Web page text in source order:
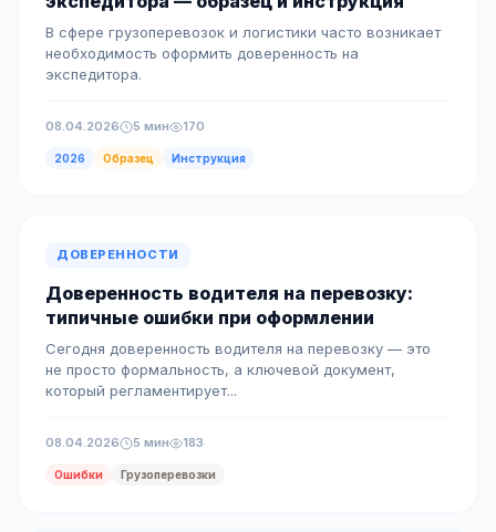
В сфере грузоперевозок и логистики часто возникает
необходимость оформить доверенность на
экспедитора.
08.04.2026 5 мин 170
2026 Образец Инструкция
ДОВЕРЕННОСТИ
Доверенность водителя на перевозку:
типичные ошибки при оформлении
Сегодня доверенность водителя на перевозку — это
не просто формальность, а ключевой документ,
который регламентирует...
08.04.2026 5 мин 183
Ошибки Грузоперевозки